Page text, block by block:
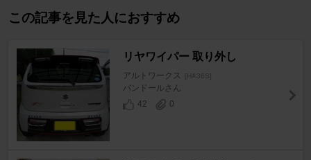
この記事を見た人におすすめ
リヤワイパー 取り外し
アルトワークス [HA36S]
バンドールさん
42
0